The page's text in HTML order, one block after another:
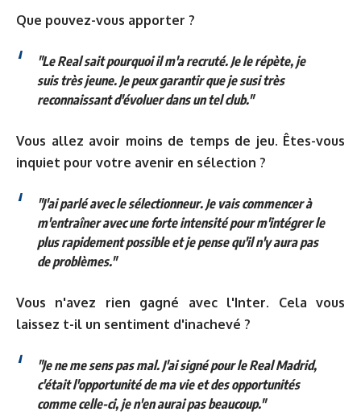
Que pouvez-vous apporter ?
"Le Real sait pourquoi il m'a recruté. Je le répète, je
suis très jeune. Je peux garantir que je susi très
reconnaissant d'évoluer dans un tel club."
Vous allez avoir moins de temps de jeu. Êtes-vous
inquiet pour votre avenir en sélection ?
"J'ai parlé avec le sélectionneur. Je vais commencer à
m'entraîner avec une forte intensité pour m'intégrer le
plus rapidement possible et je pense qu'il n'y aura pas
de problèmes."
Vous n'avez rien gagné avec l'Inter. Cela vous
laissez t-il un sentiment d'inachevé ?
"Je ne me sens pas mal. J'ai signé pour le Real Madrid,
c'était l'opportunité de ma vie et des opportunités
comme celle-ci, je n'en aurai pas beaucoup."